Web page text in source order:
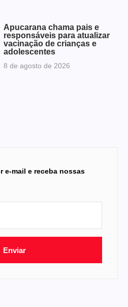
Apucarana chama pais e
responsáveis para atualizar
vacinação de crianças e
adolescentes
8 de agosto de 2026
e-mail e receba nossas
Enviar